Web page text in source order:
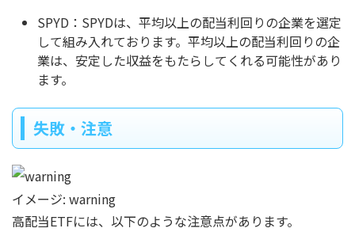
SPYD：SPYDは、平均以上の配当利回りの企業を選定
して組み入れております。平均以上の配当利回りの企
業は、安定した収益をもたらしてくれる可能性があり
ます。
失敗・注意
イメージ: warning
高配当ETFには、以下のような注意点があります。